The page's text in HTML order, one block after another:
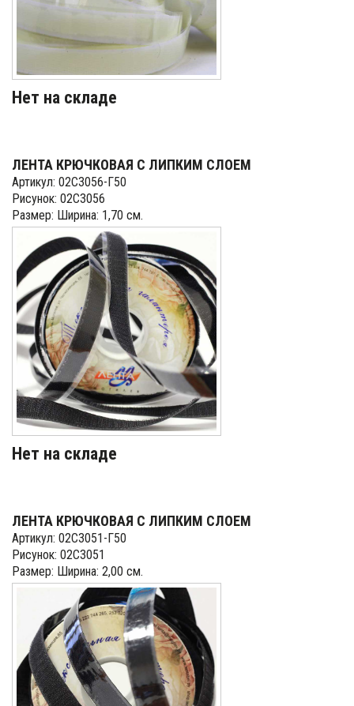
Нет на складе
ЛЕНТА КРЮЧКОВАЯ С ЛИПКИМ СЛОЕМ
Артикул: 02С3056-Г50
Рисунок: 02С3056
Размер: Ширина: 1,70 см.
Нет на складе
ЛЕНТА КРЮЧКОВАЯ С ЛИПКИМ СЛОЕМ
Артикул: 02С3051-Г50
Рисунок: 02С3051
Размер: Ширина: 2,00 см.